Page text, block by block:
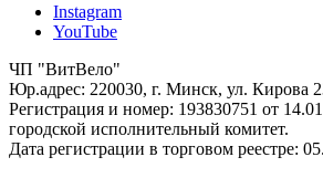
Instagram
YouTube
ЧП "ВитВело"
Юр.адрес: 220030, г. Минск, ул. Кирова
Регистрация и номер: 193830751 от
городской исполнительный комитет.
Дата регистрации в торговом реестре: